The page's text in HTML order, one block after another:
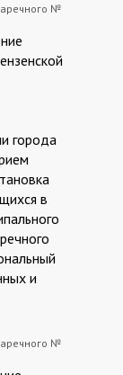
№
города
в
и
№